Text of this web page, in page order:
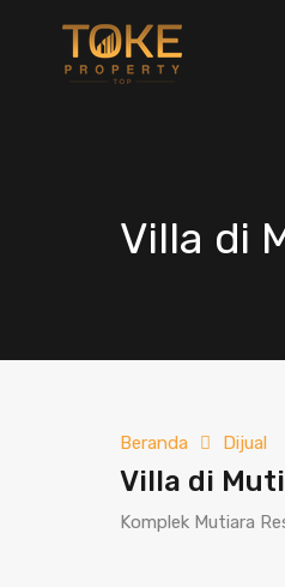
Villa di
Beranda Dijual
Villa di
Komplek Mutiara